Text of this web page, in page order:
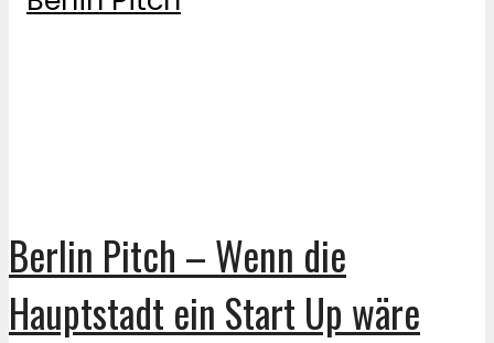
Berlin Pitch – Wenn die
Hauptstadt ein Start Up wäre